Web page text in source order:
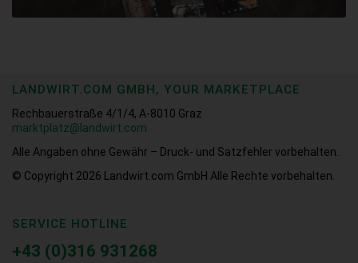
LANDWIRT.COM GMBH, YOUR MARKETPLACE
Rechbauerstraße 4/1/4, A-8010 Graz
marktplatz@landwirt.com
Alle Angaben ohne Gewähr – Druck- und Satzfehler vorbehalten.
© Copyright 2026
Landwirt.com GmbH Alle Rechte vorbehalten.
SERVICE HOTLINE
+43 (0)316 931268